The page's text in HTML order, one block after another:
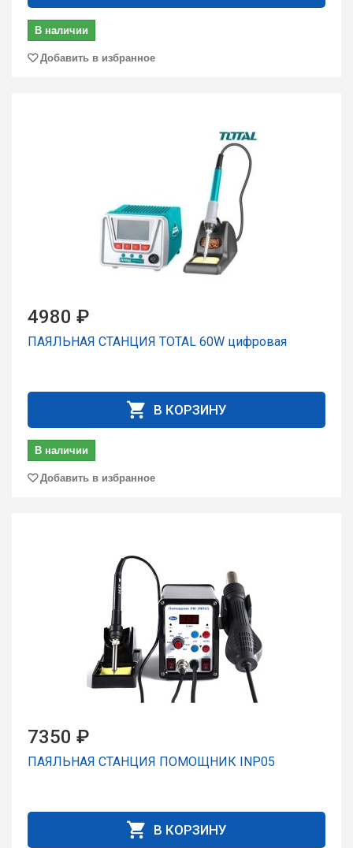
В наличии
Добавить в избранное
4980 ₽
ПАЯЛЬНАЯ СТАНЦИЯ TOTAL 60W цифровая
В КОРЗИНУ
В наличии
Добавить в избранное
7350 ₽
ПАЯЛЬНАЯ СТАНЦИЯ ПОМОЩНИК INP05
В КОРЗИНУ